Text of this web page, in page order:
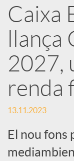
i
r
a
X
a
Caixa
2027,
renda
13.11.2023
El nou fons